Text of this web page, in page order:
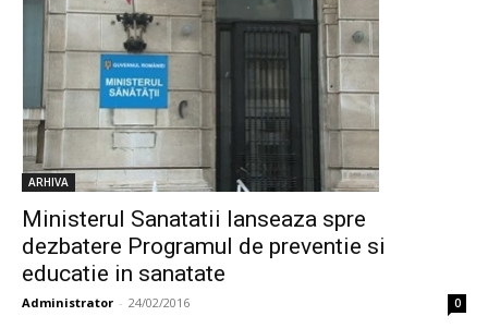
ARHIVA
Ministerul Sanatatii lanseaza spre
dezbatere Programul de preventie si
educatie in sanatate
Administrator - 24/02/2016 0